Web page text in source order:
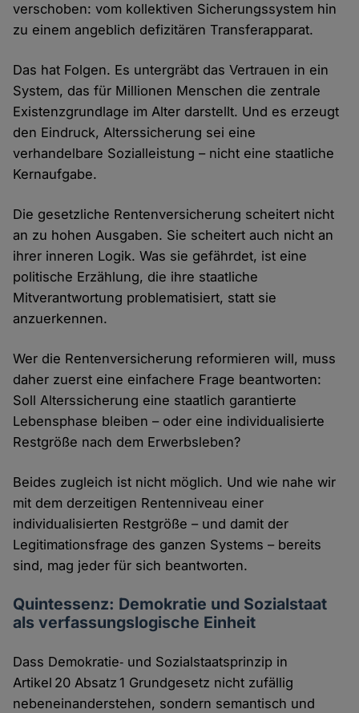
verschoben: vom kollektiven Sicherungssystem hin
zu einem angeblich defizitären Transferapparat.
Das hat Folgen. Es untergräbt das Vertrauen in ein
System, das für Millionen Menschen die zentrale
Existenzgrundlage im Alter darstellt. Und es erzeugt
den Eindruck, Alterssicherung sei eine
verhandelbare Sozialleistung – nicht eine staatliche
Kernaufgabe.
Die gesetzliche Rentenversicherung scheitert nicht
an zu hohen Ausgaben. Sie scheitert auch nicht an
ihrer inneren Logik. Was sie gefährdet, ist eine
politische Erzählung, die ihre staatliche
Mitverantwortung problematisiert, statt sie
anzuerkennen.
Wer die Rentenversicherung reformieren will, muss
daher zuerst eine einfachere Frage beantworten:
Soll Alterssicherung eine staatlich garantierte
Lebensphase bleiben – oder eine individualisierte
Restgröße nach dem Erwerbsleben?
Beides zugleich ist nicht möglich. Und wie nahe wir
mit dem derzeitigen Rentenniveau einer
individualisierten Restgröße – und damit der
Legitimationsfrage des ganzen Systems – bereits
sind, mag jeder für sich beantworten.
Quintessenz: Demokratie und Sozialstaat
als verfassungslogische Einheit
Dass Demokratie‑ und Sozialstaatsprinzip in
Artikel 20 Absatz 1 Grundgesetz nicht zufällig
nebeneinanderstehen, sondern semantisch und